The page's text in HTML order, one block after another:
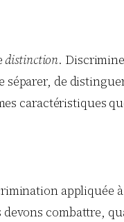
distinction.
de
caractéristiques
appliquée
combattre,